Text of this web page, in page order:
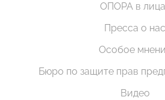
ОПОРА в
Пресса о нас
Особое
Бюро по защите прав
Видео